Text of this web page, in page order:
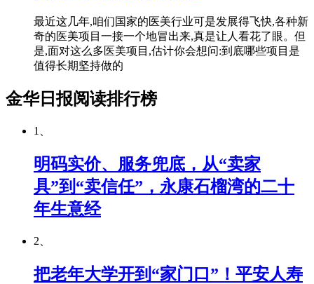
最近这几年,咱们国家的医美行业可是发展得飞快,各种新
奇的医美项目一接一个地冒出来,真是让人看花了眼。但
是,面对这么多医美项目,估计你会想问:到底哪些项目是
值得长期坚持做的
金华日报阅读排行榜
1、
明码实价、服务兜底，从“卖家
具”到“卖信任”，永康石榴湾的二十
年生意经
2、
把老年大学开到“家门口”！平安人寿